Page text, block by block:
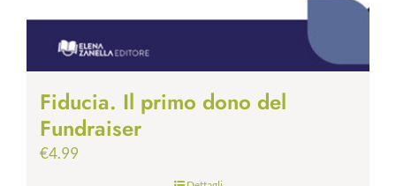
Fiducia. Il primo dono del
Fundraiser
€4.99